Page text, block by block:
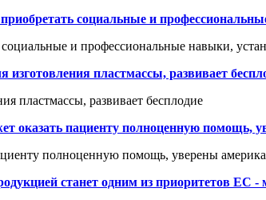
социальные и
социальные и профессиональные навыки,
пластмассы, развивает
пластмассы, развивает бесплодие
оказать пациенту полноценную помощь,
полноценную помощь, уверены
станет одним из приоритетов ЕС